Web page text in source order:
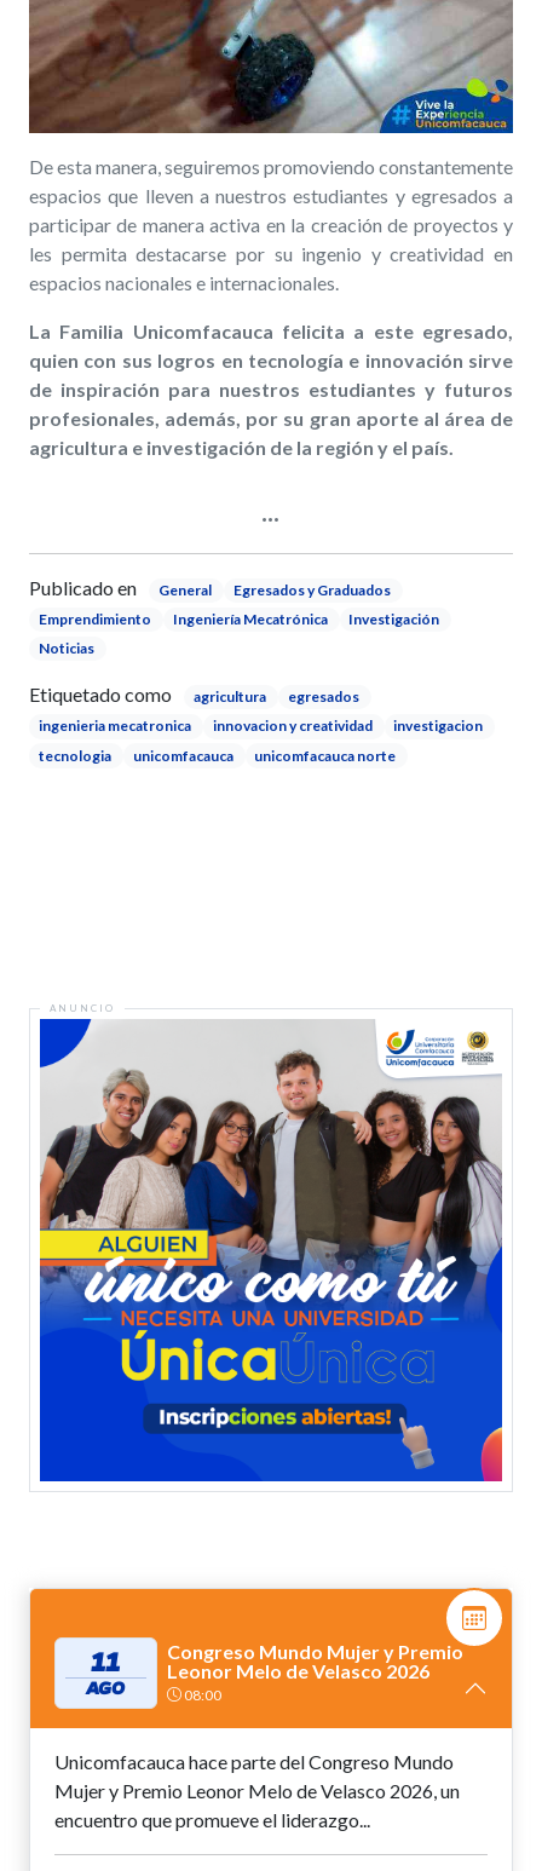
De esta manera, seguiremos promoviendo constantemente
espacios que lleven a nuestros estudiantes y egresados a
participar de manera activa en la creación de proyectos y
les permita destacarse por su ingenio y creatividad en
espacios nacionales e internacionales.
La Familia Unicomfacauca felicita a este egresado,
quien con sus logros en tecnología e innovación sirve
de inspiración para nuestros estudiantes y futuros
profesionales, además, por su gran aporte al área de
agricultura e investigación de la región y el país.
Publicado en General
Egresados y Graduados
Emprendimiento
Ingeniería Mecatrónica
Investigación
Noticias
Etiquetado como agricultura
egresados
ingenieria mecatronica
innovacion y creatividad
investigacion
tecnologia
unicomfacauca unicomfacauca norte
11
AGO
Congreso Mundo Mujer y Premio
Leonor Melo de Velasco 2026
08:00
Unicomfacauca hace parte del Congreso Mundo
Mujer y Premio Leonor Melo de Velasco 2026, un
encuentro que promueve el liderazgo...